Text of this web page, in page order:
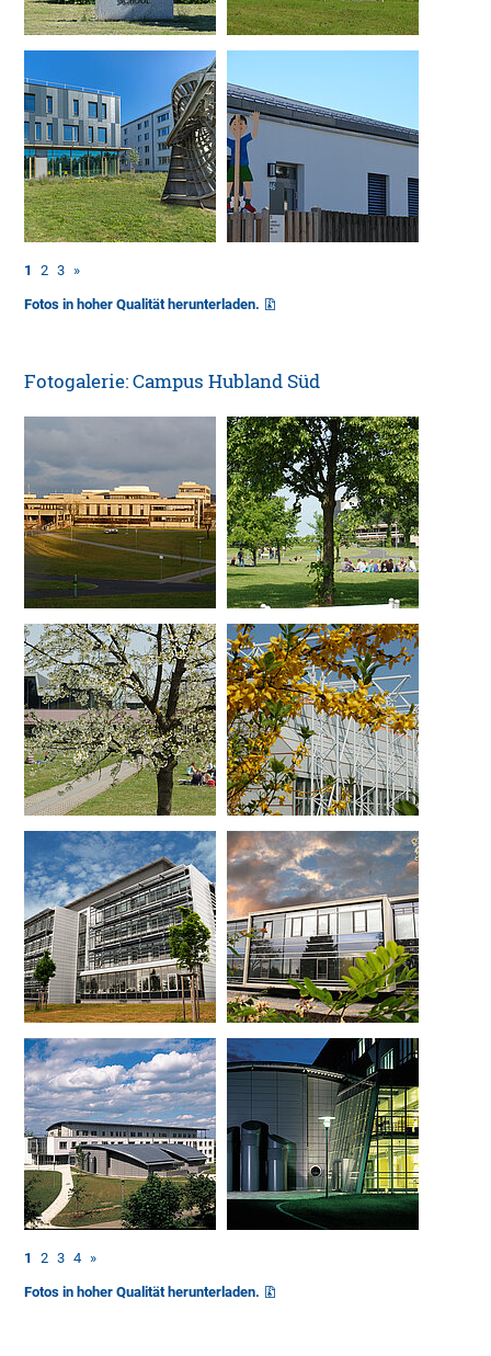
1 2 3 »
Fotos in hoher Qualität herunterladen.
Fotogalerie: Campus Hubland Süd
1 2 3 4 »
Fotos in hoher Qualität herunterladen.